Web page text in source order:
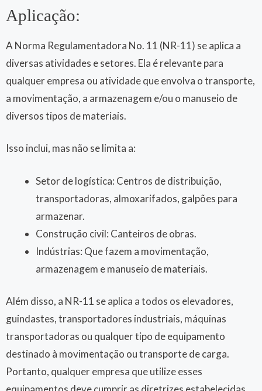
Aplicação:
A Norma Regulamentadora No. 11 (NR-11) se aplica a
diversas atividades e setores. Ela é relevante para
qualquer empresa ou atividade que envolva o transporte,
a movimentação, a armazenagem e/ou o manuseio de
diversos tipos de materiais.
Isso inclui, mas não se limita a:
Setor de logística: Centros de distribuição,
transportadoras, almoxarifados, galpões para
armazenar.
Construção civil: Canteiros de obras.
Indústrias: Que fazem a movimentação,
armazenagem e manuseio de materiais.
Além disso, a NR-11 se aplica a todos os elevadores,
guindastes, transportadores industriais, máquinas
transportadoras ou qualquer tipo de equipamento
destinado à movimentação ou transporte de carga.
Portanto, qualquer empresa que utilize esses